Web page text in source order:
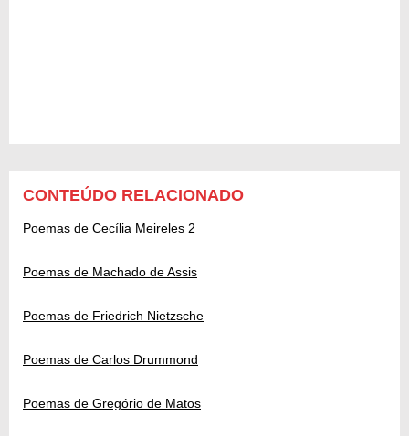
CONTEÚDO RELACIONADO
Poemas de Cecília Meireles 2
Poemas de Machado de Assis
Poemas de Friedrich Nietzsche
Poemas de Carlos Drummond
Poemas de Gregório de Matos